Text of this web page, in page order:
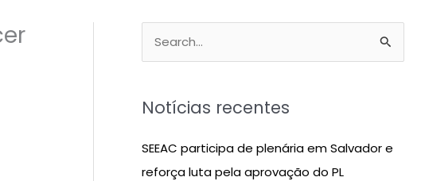
q
Notícias recentes
SEEAC participa de plenária em Salvador e
reforça luta pela aprovação do PL